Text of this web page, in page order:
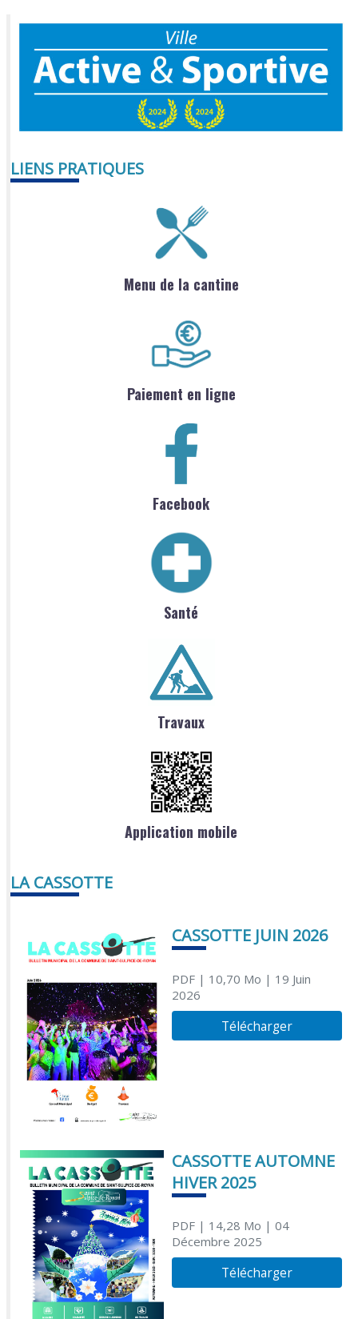
LIENS PRATIQUES
Menu de la cantine
Paiement en ligne
Facebook
Santé
Travaux
Application mobile
LA CASSOTTE
CASSOTTE JUIN 2026
PDF| 10,70 Mo | 19 Juin
2026
Télécharger
CASSOTTE AUTOMNE
HIVER 2025
PDF| 14,28 Mo | 04
Décembre 2025
Télécharger